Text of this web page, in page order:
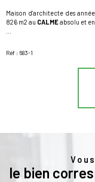
Maison d'architecte des
826 m2 au CALMEabsolu et
Réf : 683-1
le bien